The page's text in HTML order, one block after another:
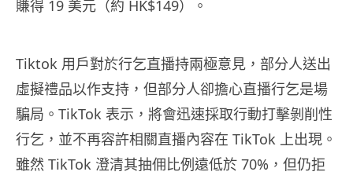
賺得 19 美元（約 HK$149）。
Tiktok 用戶對於行乞直播持兩極意見，部分人送出
虛擬禮品以作支持，但部分人卻擔心直播行乞是場
騙局。TikTok 表示，將會迅速採取行動打擊剝削性
行乞，並不再容許相關直播內容在 TikTok 上出現。
雖然 TikTok 澄清其抽佣比例遠低於 70%，但仍拒